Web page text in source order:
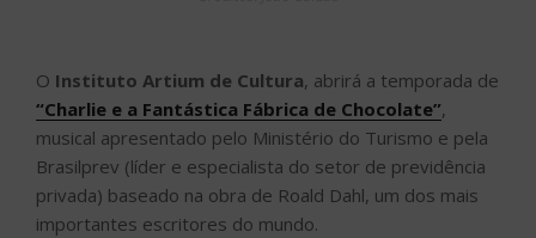
O Instituto Artium de Cultura, abrirá a temporada de
“Charlie e a Fantástica Fábrica de Chocolate”,
musical apresentado pelo Ministério do Turismo e pela
Brasilprev (líder e especialista do setor de previdência
privada) baseado na obra de Roald Dahl, um dos mais
importantes escritores do mundo.